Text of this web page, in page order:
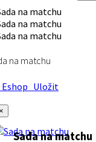
na matchu
Uložit
Sada na matchu